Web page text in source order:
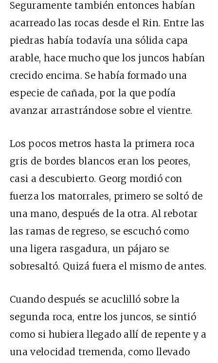
Seguramente también entonces habían
acarreado las rocas desde el Rin. Entre las
piedras había todavía una sólida capa
arable, hace mucho que los juncos habían
crecido encima. Se había formado una
especie de cañada, por la que podía
avanzar arrastrándose sobre el vientre.
Los pocos metros hasta la primera roca
gris de bordes blancos eran los peores,
casi a descubierto. Georg mordió con
fuerza los matorrales, primero se soltó de
una mano, después de la otra. Al rebotar
las ramas de regreso, se escuchó como
una ligera rasgadura, un pájaro se
sobresaltó. Quizá fuera el mismo de antes.
Cuando después se acuclilló sobre la
segunda roca, entre los juncos, se sintió
como si hubiera llegado allí de repente y a
una velocidad tremenda, como llevado